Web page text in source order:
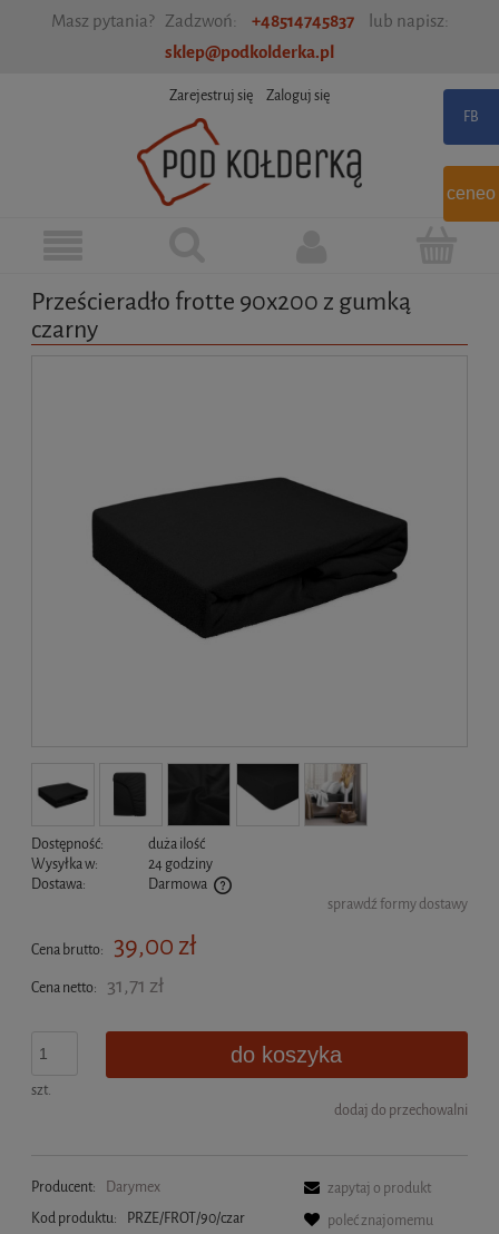
Masz pytania? Zadzwoń: +48514745837
lub napisz:
sklep@podkolderka.pl
Zarejestruj się Zaloguj się
Prześcieradło frotte 90x200 z gumką
czarny
Dostępność:
duża ilość
Wysyłka w:
24 godziny
Dostawa:
Darmowa
Cena nie zawiera ewentualnych kosztów płatnościsprawdź formy dostawy
Cena brutto: 39,00 zł
Cena netto: 31,71 zł
szt.
do koszyka
dodaj do przechowalni
Producent:
Darymex
Kod produktu:
PRZE/FROT/90/czar
zapytaj o produkt
poleć znajomemu
ceneo